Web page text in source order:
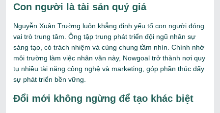
Con người là tài sản quý giá
Nguyễn Xuân Trường luôn khẳng định yếu tố con người đóng
vai trò trung tâm. Ông tập trung phát triển đội ngũ nhân sự
sáng tạo, có trách nhiệm và cùng chung tầm nhìn. Chính nhờ
môi trường làm việc nhân văn này, Nowgoal trở thành nơi quy
tụ nhiều tài năng công nghệ và marketing, góp phần thúc đẩy
sự phát triển bền vững.
Đổi mới không ngừng để tạo khác biệt